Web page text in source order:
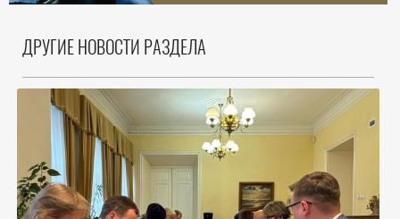
ДРУГИЕ НОВОСТИ РАЗДЕЛА